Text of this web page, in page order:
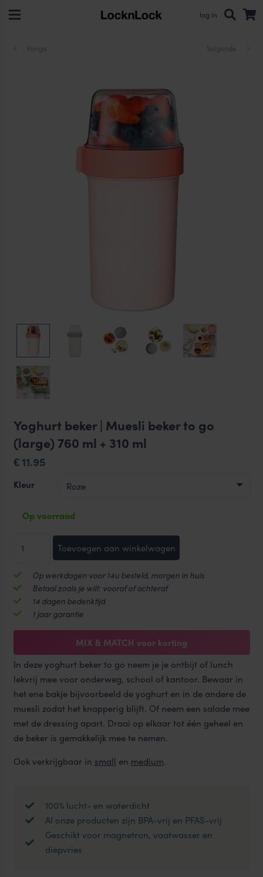
log in
Vorige Volgende
Yoghurt beker | Muesli beker to go
(large) 760 ml + 310 ml
€11.95
Kleur
Op voorraad
beker
Muesli
beker
to
go
760
ml
+
310
ml
aantal
Toevoegen aan winkelwagen
Op werkdagen voor 14u besteld, morgen in huis
Betaal zoals je wilt: vooraf of achteraf
14 dagen bedenktijd
1 jaar garantie
MIX & MATCH voor korting
In deze yoghurt beker to go neem je je ontbijt of lunch
lekvrij mee voor onderweg, school of kantoor. Bewaar in
het ene bakje bijvoorbeeld de yoghurt en in de andere de
muesli zodat het knapperig blijft. Of neem een salade mee
met de dressing apart. Draai op elkaar tot één geheel en
de beker is gemakkelijk mee te nemen.
Ook verkrijgbaar in small en medium.
100% lucht- en waterdicht
Al onze producten zijn BPA-vrij en PFAS-vrij
Geschikt voor magnetron, vaatwasser en
diepvries